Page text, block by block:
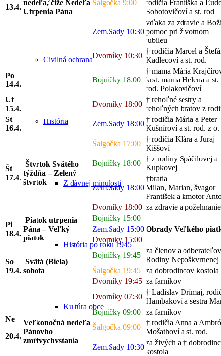
Civilná ochrana
História
Z dávnej minulosti
História po roku 1945
Kultúra obce
13.4.
nedeľa, čiže Nedeľa
Utrpenia Pána
Šalgočka 9:00
rodičia Františka a
Sobotovičoví a st. rod
Zem.Sady 10:30
vďaka za zdravie a
pomoc pri životnom
jubileu
Dvorníky 10:30
† rodičia Marcel a
Kadlecoví a st. rod.
Po
14.4.
Bojničky 18:00
† mama Mária
krst. mama Helena a st.
rod. Polakovičoví
Ut
15.4.
Dvorníky 18:00
† rehoľné sestry a
rehoľných bratov z
St
16.4.
Zem.Sady 18:00
† rodičia Mária a Peter
Kušníroví a st. rod. z o.
Št
17.4.
Štvrtok Svätého
týždňa – Zelený
štvrtok
Šalgočka 17:00
† rodičia Klára a Juraj
Kiššoví
Bojničky 18:00
† z rodiny Spáčilovej a
Kupkovej
Zem.Sady 18:00
†bratia
Milan, Marian, švagor
František a kmotor
Dvorníky 18:00 za zdravie a požehnanie
Pi
18.4.
Piatok utrpenia
Pána – Veľký
piatok
Bojničky 15:00
Obrady Veľkého
Zem.Sady 15:00
Dvorníky 15:00
So
19.4.
Svätá (Biela)
sobota
Bojničky 19:45
za členov a odberateľov
Rodiny Nepoškvrnenej
Šalgočka 19:45
za dobrodincov kostola
Dvorníky 19:45 za farníkov
Ne
20.4.
Veľkonočná nedeľa
Pánovho
zmŕtvychvstania
Dvorníky 07:30
† Ladislav Drímaj,
Hambakoví a sestra
Bojničky 09:00
za farníkov
Šalgočka 09:00
† rodičia Anna a
Mošathoví a st. rod.
Zem.Sady 10:30
za živých a †
kostola